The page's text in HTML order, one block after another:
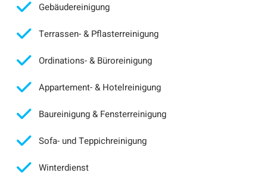
Gebäudereinigung
Terrassen- & Pflasterreinigung
Ordinations- & Büroreinigung
Appartement- & Hotelreinigung
Baureinigung & Fensterreinigung
Sofa- und Teppichreinigung
Winterdienst